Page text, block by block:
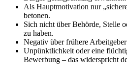
Als Hauptmotivation nur
betonen.
Sich nicht über Behörde, Stelle
zu haben.
Negativ über frühere
Unpünktlichkeit oder eine
Bewerbung – das widerspricht